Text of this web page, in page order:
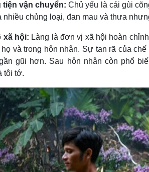
tiện vận chuyển:Chủ yếu là cái gùi
nhiều chủng loại, đan mau và thưa
xã hội: Làng là đơn vị xã hội hoàn
họ và trong hôn nhân. Sự tan rã của
gũi hơn. Sau hôn nhân còn phổ
tôi tớ.